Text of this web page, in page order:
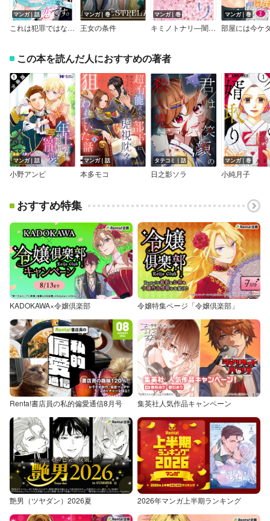
マンガ｜話
これは犯罪ではなく恋です。【マイクロ】
マンガ｜巻
王女の条件
マンガ｜巻
キミノトナリ―闇都市伝説―
マンガ｜巻
この本を読んだ人におすすめの著者
マンガ｜話
小野アンビ
マンガ｜話
本多モコ
タテコミ｜話
日之影ソラ
マンガ｜巻
小純月子
おすすめ特集
KADOKAWA×令嬢倶楽部 令嬢特集ページ「令嬢倶楽部」
Renta!書店員の私的偏愛通信8月号 集英社人気作品キャンペーン
艶男（ツヤダン）2026夏 2026年マンガ上半期ランキング